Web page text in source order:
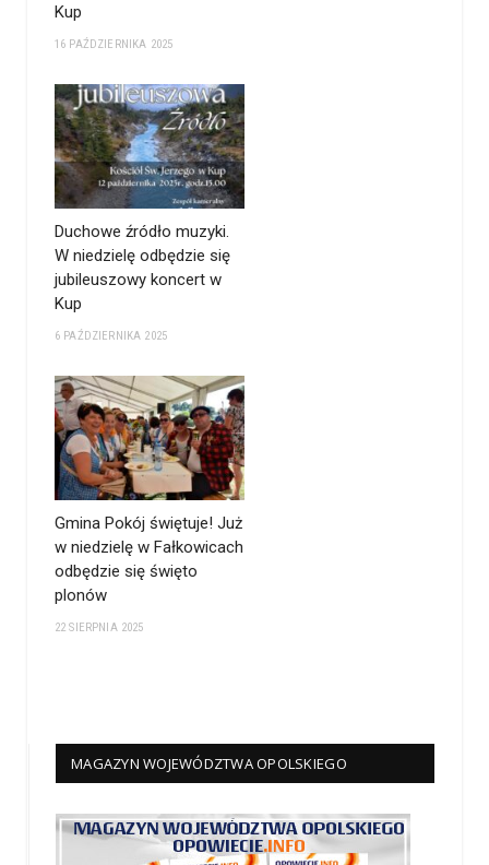
Kup
16 PAŹDZIERNIKA 2025
Duchowe źródło muzyki.
W niedzielę odbędzie się
jubileuszowy koncert w
Kup
6 PAŹDZIERNIKA 2025
Gmina Pokój świętuje! Już
w niedzielę w Fałkowicach
odbędzie się święto
plonów
22 SIERPNIA 2025
MAGAZYN WOJEWÓDZTWA OPOLSKIEGO